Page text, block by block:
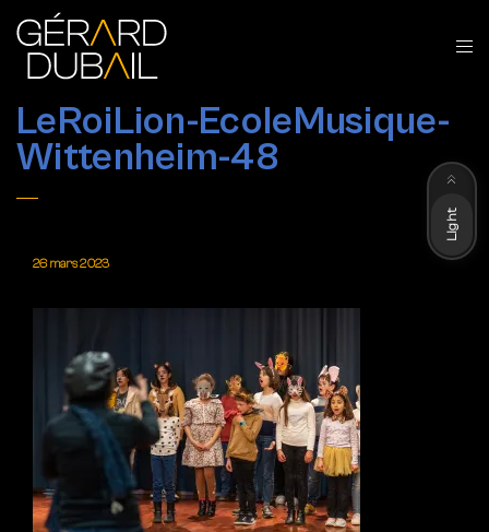
LeRoiLion-EcoleMusique-
Wittenheim-48
26 mars 2023
Light
Dark